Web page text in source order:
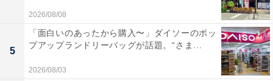
2026/08/08
5
「面白いのあったから購入〜」ダイソーのポッ
プアップランドリーバッグが話題。“さま...
2026/08/03